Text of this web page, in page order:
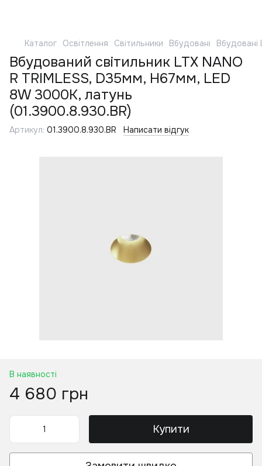
Каталог Освітлення Світильники Вбудовані Вбудовані
Вбудований світильник LTX NANO
R TRIMLESS, D35мм, H67мм, LED
8W 3000K, латунь
(01.3900.8.930.BR)
Артикул: 01.3900.8.930.BR Написати відгук
В наявності
4 680 грн
Купити